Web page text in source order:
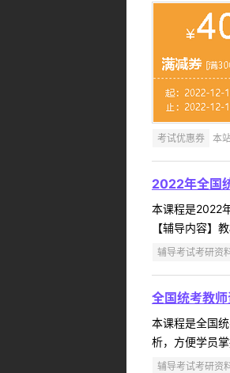
考试优惠券 本
2022年全国
本课程是2022
【辅导内容】
辅导考试考研资
全国统考教
本课程是全国
析，方便学员
辅导考试考研资